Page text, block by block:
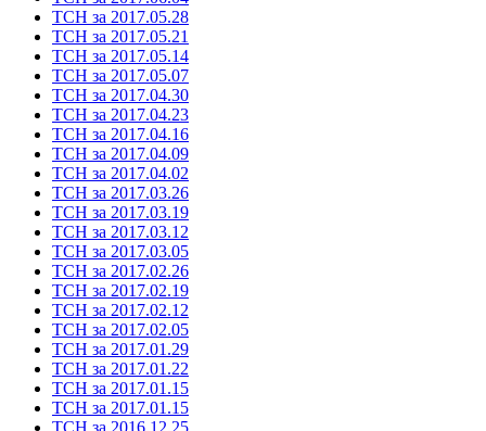
ТСН за 2017.05.28
ТСН за 2017.05.21
ТСН за 2017.05.14
ТСН за 2017.05.07
ТСН за 2017.04.30
ТСН за 2017.04.23
ТСН за 2017.04.16
ТСН за 2017.04.09
ТСН за 2017.04.02
ТСН за 2017.03.26
ТСН за 2017.03.19
ТСН за 2017.03.12
ТСН за 2017.03.05
ТСН за 2017.02.26
ТСН за 2017.02.19
ТСН за 2017.02.12
ТСН за 2017.02.05
ТСН за 2017.01.29
ТСН за 2017.01.22
ТСН за 2017.01.15
ТСН за 2017.01.15
ТСН за 2016.12.25